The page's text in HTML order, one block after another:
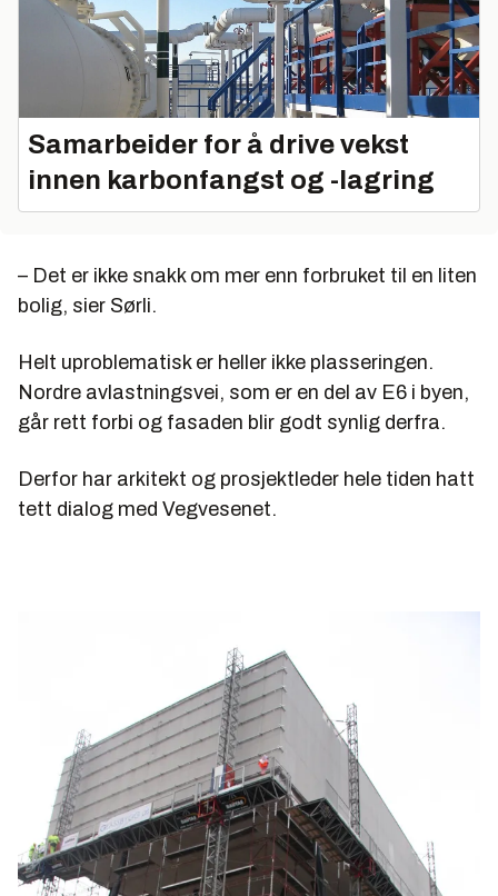
Samarbeider for å drive vekst
innen karbonfangst og -lagring
– Det er ikke snakk om mer enn forbruket til en liten
bolig, sier Sørli.
Helt uproblematisk er heller ikke plasseringen.
Nordre avlastningsvei, som er en del av E6 i byen,
går rett forbi og fasaden blir godt synlig derfra.
Derfor har arkitekt og prosjektleder hele tiden hatt
tett dialog med Vegvesenet.